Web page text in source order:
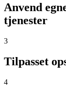
Anvend
tjenester
3
Tilpasset
4